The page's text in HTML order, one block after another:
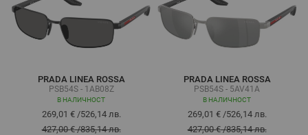
PRADA LINEA ROSSA
PSB54S - 1AB08Z
В НАЛИЧНОСТ
269,01 €/526,14 лв.
427,00 €/835,14 лв.
PRADA LINEA ROSSA
PSB54S - 5AV41A
В НАЛИЧНОСТ
269,01 €/526,14 лв.
427,00 €/835,14 лв.